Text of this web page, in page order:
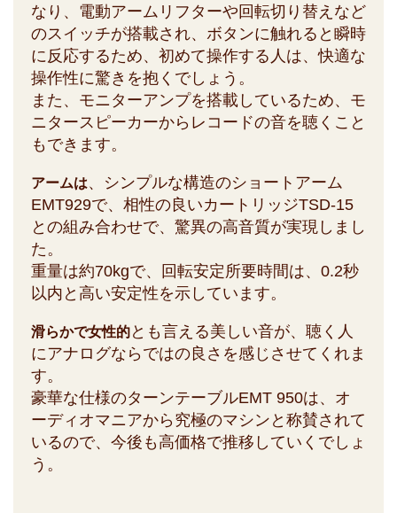
なり、電動アームリフターや回転切り替えなど
のスイッチが搭載され、ボタンに触れると瞬時
に反応するため、初めて操作する人は、快適な
操作性に驚きを抱くでしょう。
また、モニターアンプを搭載しているため、モ
ニタースピーカーからレコードの音を聴くこと
もできます。
アームは、シンプルな構造のショートアーム
EMT929で、相性の良いカートリッジTSD-15
との組み合わせで、驚異の高音質が実現しまし
た。
重量は約70kgで、回転安定所要時間は、0.2秒
以内と高い安定性を示しています。
滑らかで女性的とも言える美しい音が、聴く人
にアナログならではの良さを感じさせてくれま
す。
豪華な仕様のターンテーブルEMT 950は、オ
ーディオマニアから究極のマシンと称賛されて
いるので、今後も高価格で推移していくでしょ
う。